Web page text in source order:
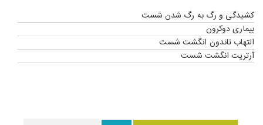
کشیدگی و رگ به رگ شدن شست
بیماری دوکرون
التهاب تاندون انگشت شست
آرتریت انگشت شست